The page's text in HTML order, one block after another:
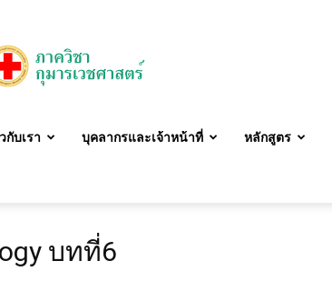
กับเรา บุคลากรและเจ้าหน้าที่ หลักสูตร
บทที่6